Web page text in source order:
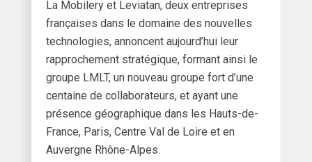
La Mobilery et Leviatan, deux entreprises
françaises dans le domaine des nouvelles
technologies, annoncent aujourd’hui leur
rapprochement stratégique, formant ainsi le
groupe LMLT, un nouveau groupe fort d’une
centaine de collaborateurs, et ayant une
présence géographique dans les Hauts-de-
France, Paris, Centre Val de Loire et en
Auvergne Rhône-Alpes.